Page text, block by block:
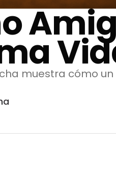
muestra cómo